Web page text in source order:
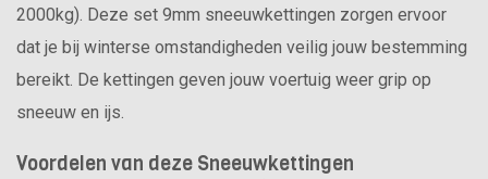
2000kg). Deze set 9mm sneeuwkettingen zorgen ervoor
dat je bij winterse omstandigheden veilig jouw bestemming
bereikt. De kettingen geven jouw voertuig weer grip op
sneeuw en ijs.
Voordelen van deze Sneeuwkettingen